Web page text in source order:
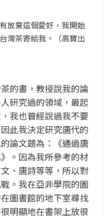
放棄這個愛好，我開始
灣茶寄給我。（高寶出
的書，教授說我的論
研究過的領域，最起
我也曾經說過我不要
此我決定研究唐代的
論文題為：《通過唐
。因為我所參考的材
、唐詩等等，所以對
。我在亞非學院的圖
圖書館的地下室尋找
明顯地在書架上放很